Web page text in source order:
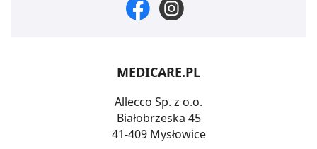
MEDICARE.PL
Allecco Sp. z o.o.
Białobrzeska 45
41-409 Mysłowice